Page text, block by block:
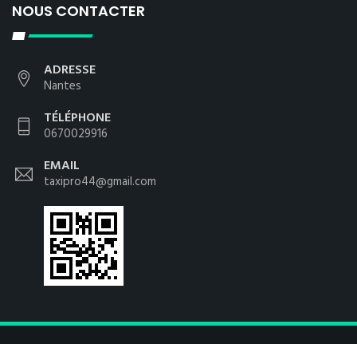
NOUS CONTACTER
ADRESSE
Nantes
TÉLÉPHONE
0670029916
EMAIL
taxipro44@gmail.com